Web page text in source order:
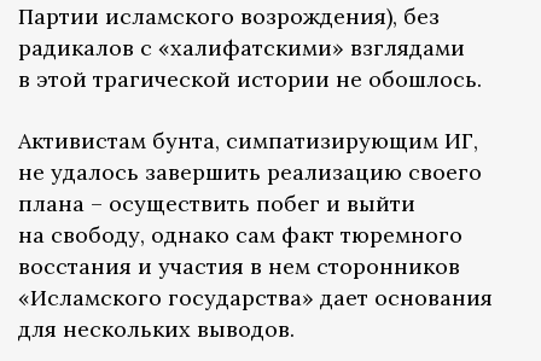
Партии исламского возрождения), без
радикалов с «халифатскими» взглядами
в этой трагической истории не обошлось.
Активистам бунта, симпатизирующим ИГ,
не удалось завершить реализацию своего
плана – осуществить побег и выйти
на свободу, однако сам факт тюремного
восстания и участия в нем сторонников
«Исламского государства» дает основания
для нескольких выводов.